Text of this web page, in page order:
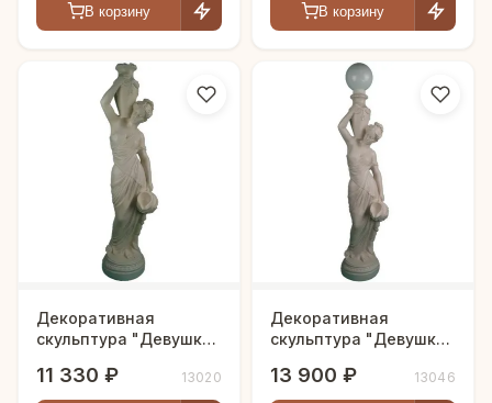
В корзину В корзину
Декоративная
скульптура "Девушка
11 330 ₽ 13020
Декоративная
скульптура "Девушка
кувшином"
13 900 ₽ 13046